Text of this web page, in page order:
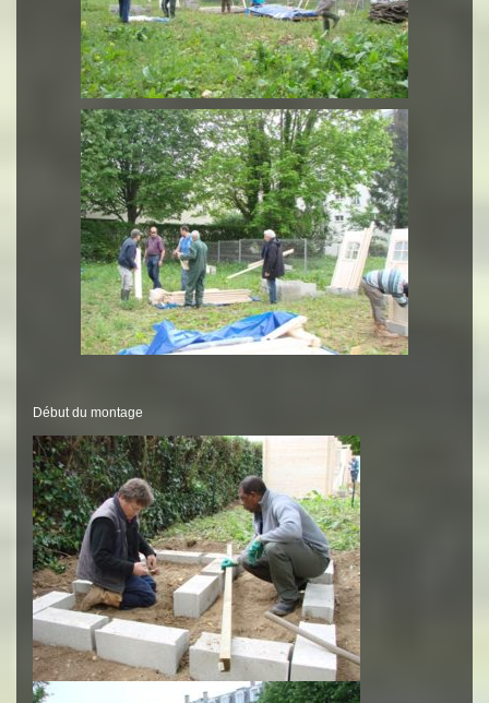
Début du montage